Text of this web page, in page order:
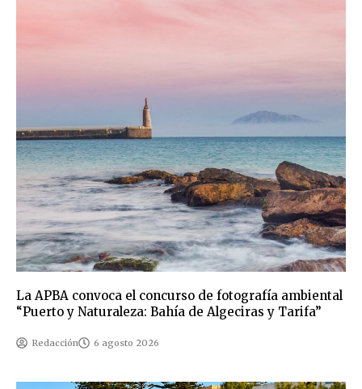
La APBA convoca el concurso de fotografía ambiental
“Puerto y Naturaleza: Bahía de Algeciras y Tarifa”
Redacción 6 agosto 2026